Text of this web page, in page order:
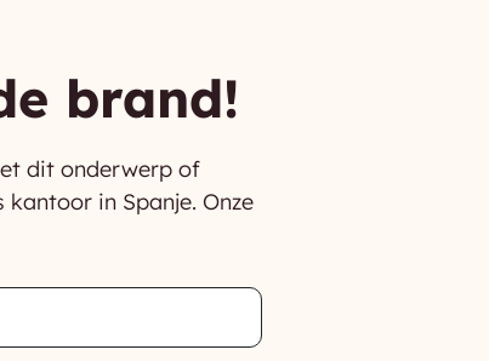
brand!
dit onderwerp of
in Spanje. Onze